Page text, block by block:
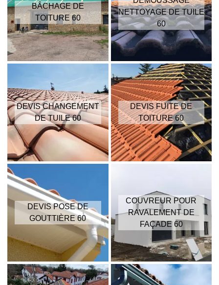
BÂCHAGE DE
TOITURE 60
NETTOYAGE DE TUILE
60
DEVIS CHANGEMENT
DE TUILE 60
DEVIS FUITE DE
TOITURE 60
DEVIS POSE DE
GOUTTIÈRE 60
COUVREUR POUR
RAVALEMENT DE
FAÇADE 60